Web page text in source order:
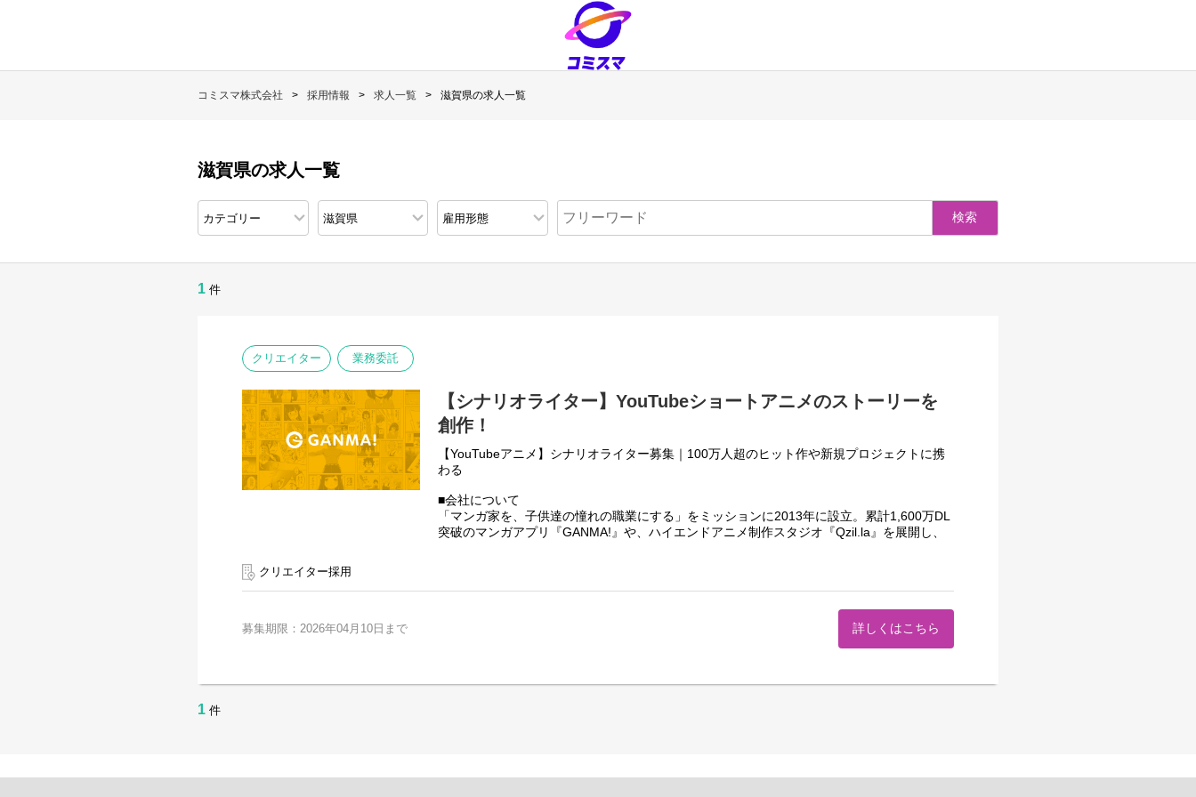
コミスマ株式会社 採用情報 求人一覧 滋賀県の求人一覧
滋賀県の求人一覧
1 件
クリエイター 業務委託
【シナリオライター】YouTubeショートアニメのストーリーを
創作！
【YouTubeアニメ】シナリオライター募集｜100万人超のヒット作や新規プロジェクトに携
わる
■会社について
「マンガ家を、子供達の憧れの職業にする」をミッションに2013年に設立。累計1,600万DL
突破のマンガアプリ『GANMA!』や、ハイエンドアニメ制作スタジオ『Qzil.la』を展開し、
子原くん』などのビッグタイトルを輩出してきました。今回はさらなる事業拡大のため、既
存作品の運用や新規チャンネルの立ち上げに携わってくださる新たな仲間を募集します。
るコンテンツ」をチームで作り上げることがミッションです。
クリエイター採用
募集期限：2026年04月10日まで 詳しくはこちら
1 件